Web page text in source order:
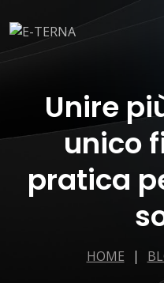
Unire
unico
pratica
HOME